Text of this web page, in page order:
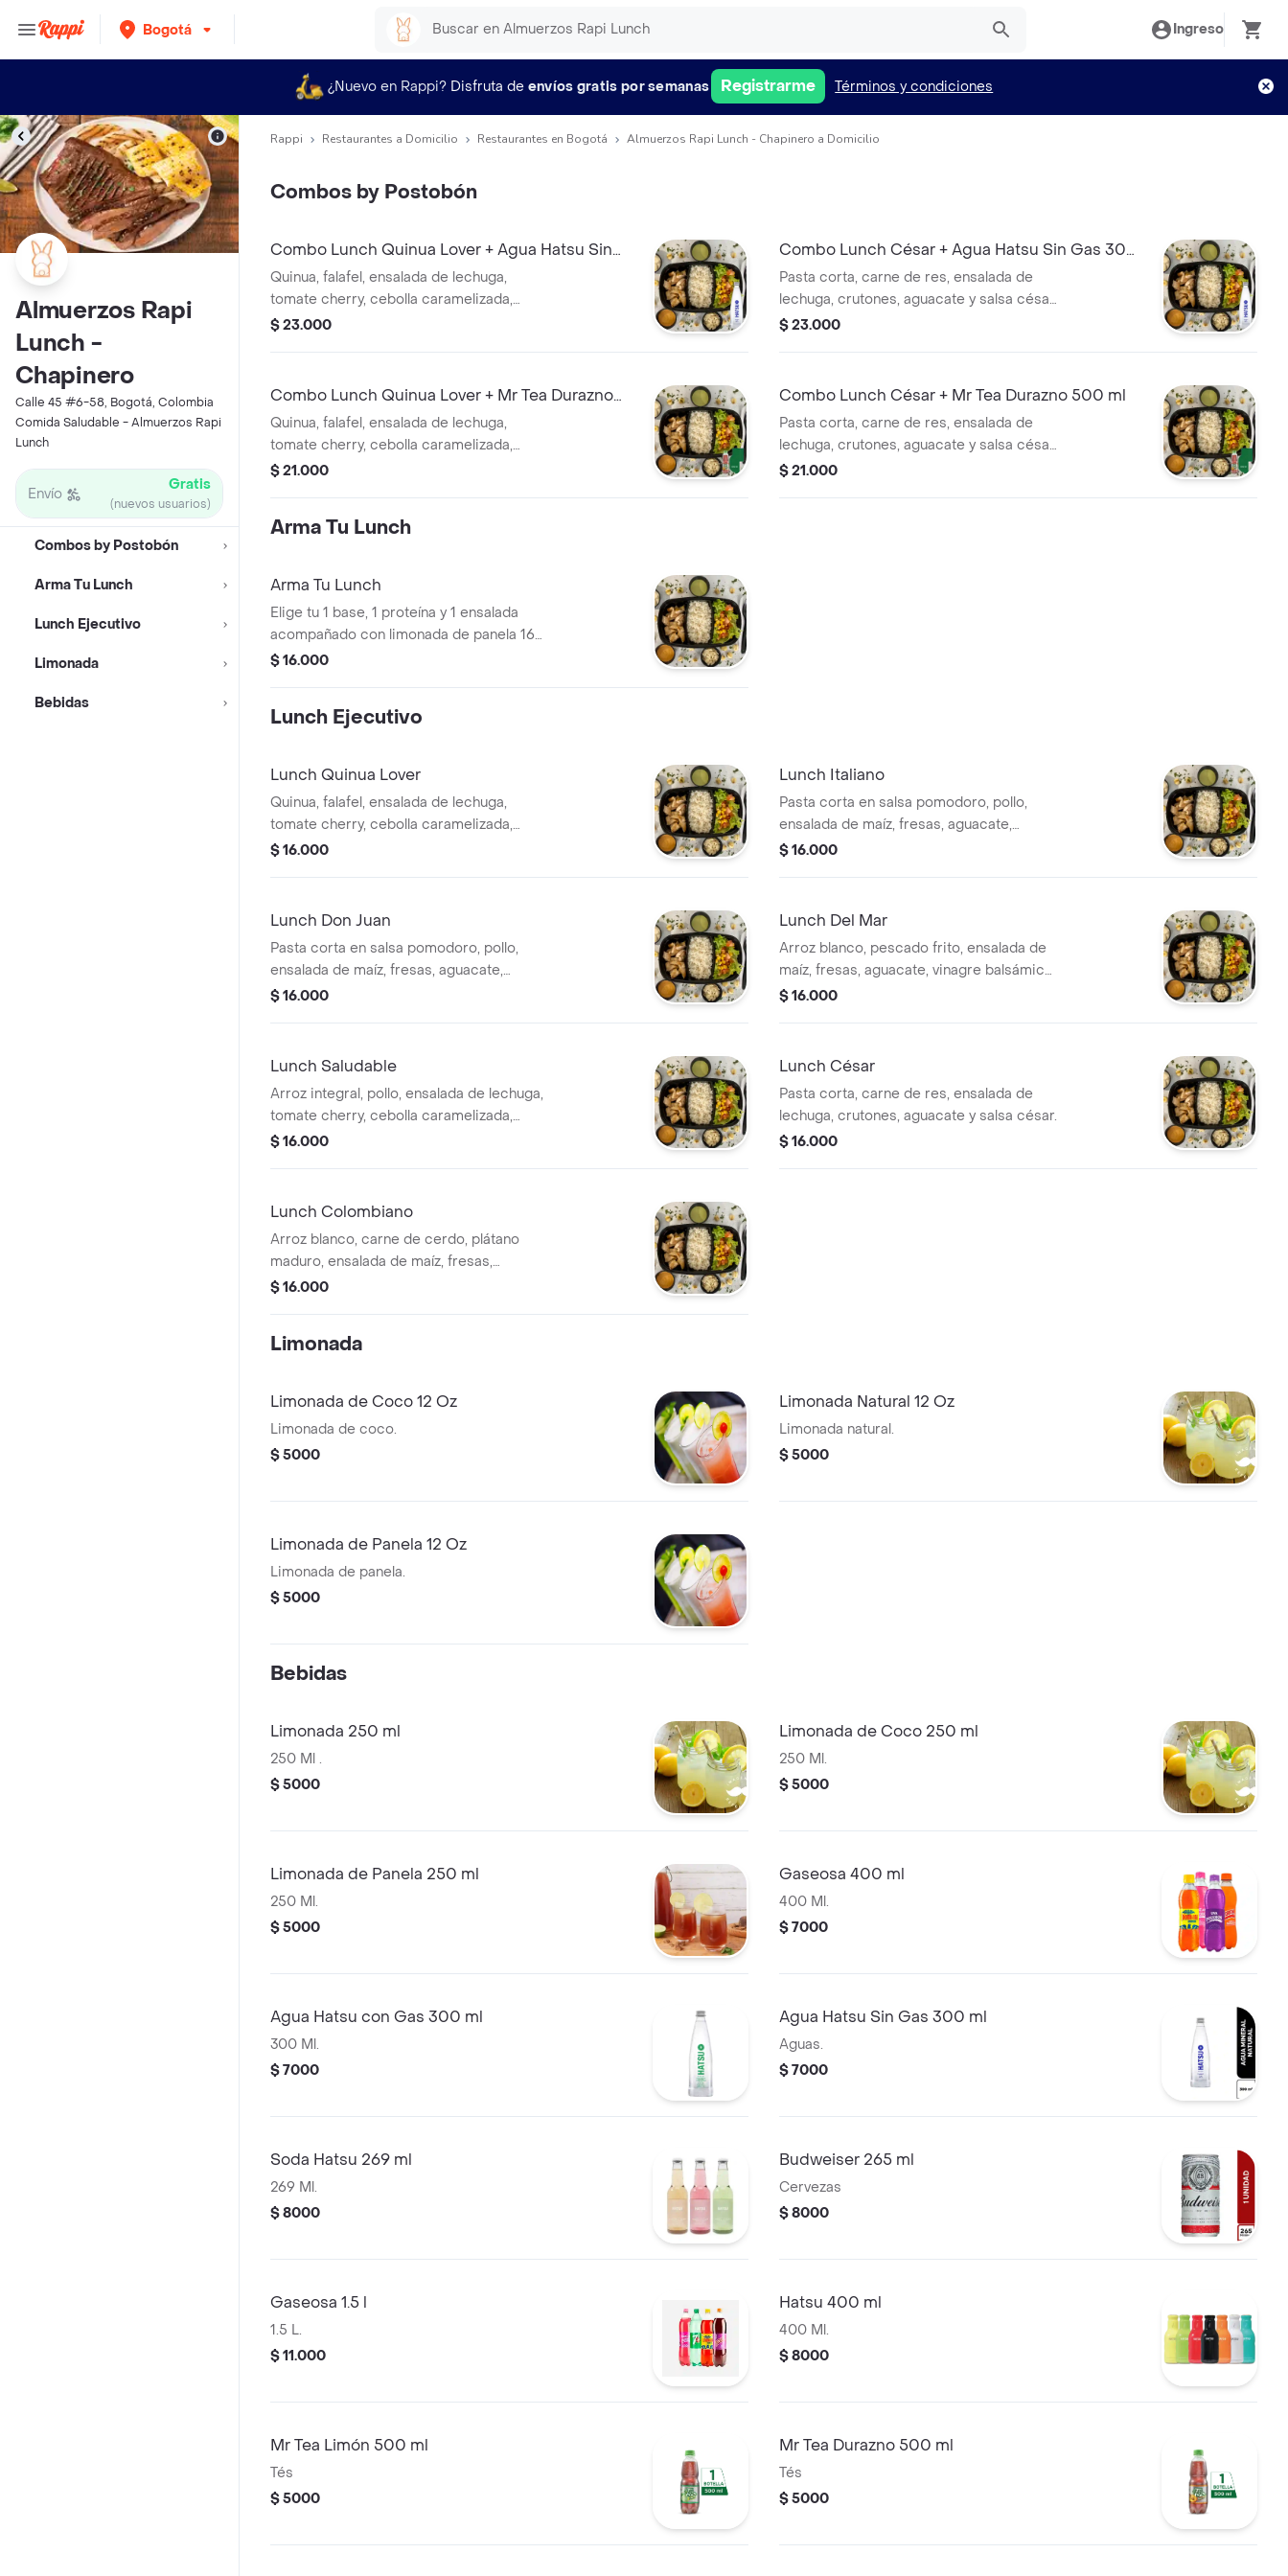
Bogotá Ingreso
¿Nuevo en Rappi? Disfruta de envíos gratis por semanas Registrarme Términos y condiciones
Almuerzos Rapi
Lunch -
Chapinero
Calle 45 #6-58, Bogotá, Colombia
Comida Saludable - Almuerzos Rapi
Lunch
Envío Gratis
(nuevos usuarios)
Combos by Postobón
Arma Tu Lunch
Lunch Ejecutivo
Limonada
Bebidas
Rappi Restaurantes a Domicilio Restaurantes en Bogotá Almuerzos Rapi Lunch - Chapinero a Domicilio
Combos by Postobón
Combo Lunch Quinua Lover + Agua Hatsu Sin
Gas 300 ml
Quinua, falafel, ensalada de lechuga,
tomate cherry, cebolla caramelizada,
salsa de berenjena ahumada y limonada
$ 23.000
Combo Lunch César + Agua Hatsu Sin Gas 300
ml
Pasta corta, carne de res, ensalada de
lechuga, crutones, aguacate y salsa césar.
+ agua.
$ 23.000
Combo Lunch Quinua Lover + Mr Tea Durazno
500 ml
Quinua, falafel, ensalada de lechuga,
tomate cherry, cebolla caramelizada,
salsa de berenjena ahumada y limonada
$ 21.000
Combo Lunch César + Mr Tea Durazno 500 ml
Pasta corta, carne de res, ensalada de
lechuga, crutones, aguacate y salsa césar.
+ tés
$ 21.000
Arma Tu Lunch
Arma Tu Lunch
Elige tu 1 base, 1 proteína y 1 ensalada
acompañado con limonada de panela 16
oz.
$ 16.000
Lunch Ejecutivo
Lunch Quinua Lover
Quinua, falafel, ensalada de lechuga,
tomate cherry, cebolla caramelizada,
salsa de berenjena ahumada y limonada
$ 16.000
Lunch Italiano
Pasta corta en salsa pomodoro, pollo,
ensalada de maíz, fresas, aguacate,
vinagre balsámico y limonada de panela
$ 16.000
Lunch Don Juan
Pasta corta en salsa pomodoro, pollo,
ensalada de maíz, fresas, aguacate,
vinagre balsámico y limonada de panela
$ 16.000
Lunch Del Mar
Arroz blanco, pescado frito, ensalada de
maíz, fresas, aguacate, vinagre balsámico
y limonada de panela 16 oz.
$ 16.000
Lunch Saludable
Arroz integral, pollo, ensalada de lechuga,
tomate cherry, cebolla caramelizada,
salsa de berenjena ahumada y limonada
$ 16.000
Lunch César
Pasta corta, carne de res, ensalada de
lechuga, crutones, aguacate y salsa césar.
$ 16.000
Lunch Colombiano
Arroz blanco, carne de cerdo, plátano
maduro, ensalada de maíz, fresas,
aguacate, vinagre balsámico y limonada
$ 16.000
Limonada
Limonada de Coco 12 Oz
Limonada de coco.
$ 5000
Limonada Natural 12 Oz
Limonada natural.
$ 5000
Limonada de Panela 12 Oz
Limonada de panela.
$ 5000
Bebidas
Limonada 250 ml
250 Ml .
$ 5000
Limonada de Coco 250 ml
250 Ml.
$ 5000
Limonada de Panela 250 ml
250 Ml.
$ 5000
Gaseosa 400 ml
400 Ml.
$ 7000
Agua Hatsu con Gas 300 ml
300 Ml.
$ 7000
Agua Hatsu Sin Gas 300 ml
Aguas.
$ 7000
Soda Hatsu 269 ml
269 Ml.
$ 8000
Budweiser 265 ml
Cervezas
$ 8000
Gaseosa 1.5 l
1.5 L.
$ 11.000
Hatsu 400 ml
400 Ml.
$ 8000
Mr Tea Limón 500 ml
Tés
$ 5000
Mr Tea Durazno 500 ml
Tés
$ 5000